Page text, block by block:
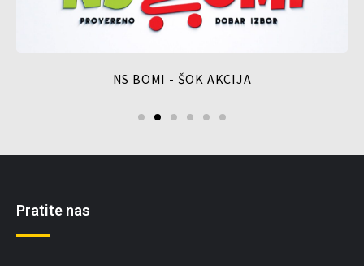
NS BOMI - ŠOK AKCIJA
Pratite nas